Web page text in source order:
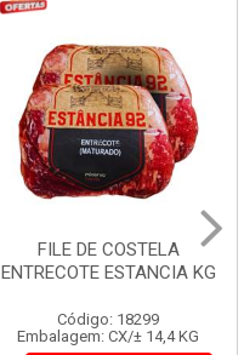
FILE DE COSTELA
ENTRECOTE ESTANCIA KG
Código: 18299
Embalagem: CX/± 14,4 KG